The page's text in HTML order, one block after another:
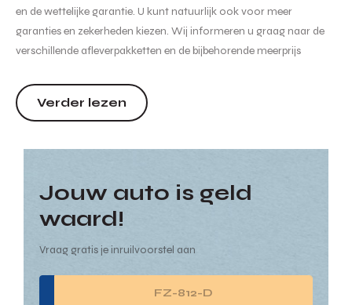
en de wettelijke garantie. U kunt natuurlijk ook voor meer
garanties en zekerheden kiezen. Wij informeren u graag naar de
verschillende afleverpakketten en de bijbehorende meerprijs
actueel mogelijk wordt weergegeven zijn wijzigin...
Verder lezen
Jouw auto is geld
waard!
Vraag gratis je inruilvoorstel aan